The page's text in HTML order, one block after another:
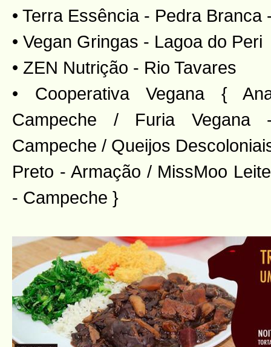
• Terra Essência - Pedra Branca
• Vegan Gringas - Lagoa do Peri
• ZEN Nutrição - Rio Tavares
• Cooperativa Vegana {
Campeche / Furia
Campeche / Queijos
Preto - Armação / MissMoo
- Campeche }